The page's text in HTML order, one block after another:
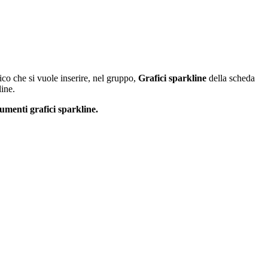
che si vuole inserire, nel gruppo, Grafici sparkline della scheda
grafici sparkline.